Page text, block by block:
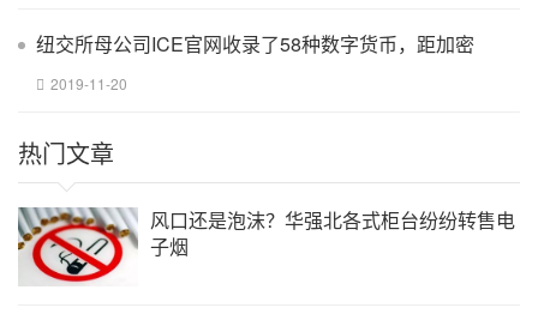
纽交所母公司ICE官网收录了58种数字货币，距加密
2019-11-20
热门文章
风口还是泡沫？华强北各式柜台纷纷转售电
子烟